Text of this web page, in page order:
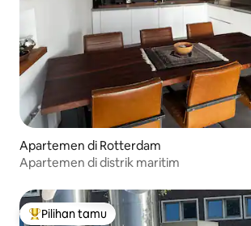
Apartemen di Rotterdam
Apartemen di distrik maritim
Pilihan tamu terpopuler
Pilihan tamu